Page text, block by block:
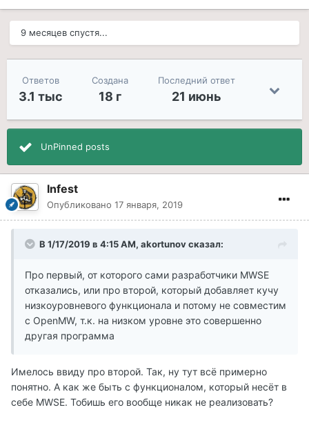
9 месяцев спустя...
Ответов
3.1 тыс
Создана
18 г
Последний ответ
21 июнь
UnPinned posts
Infest
Опубликовано 17 января, 2019
В 1/17/2019 в 4:15 AM, akortunov сказал:
Про первый, от которого сами разработчики MWSE
отказались, или про второй, который добавляет кучу
низкоуровневого функционала и потому не совместим
с OpenMW, т.к. на низком уровне это совершенно
другая программа
Имелось ввиду про второй. Так, ну тут всё примерно
понятно. А как же быть с функционалом, который несёт в
себе MWSE. Тобишь его вообще никак не реализовать?